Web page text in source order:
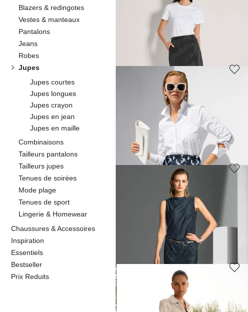
Blazers & redingotes
Vestes & manteaux
Pantalons
Jeans
Robes
Jupes
Jupes courtes
Jupes longues
Jupes crayon
Jupes en jean
Jupes en maille
Combinaisons
Tailleurs pantalons
Tailleurs jupes
Tenues de soirées
Mode plage
Tenues de sport
Lingerie & Homewear
Chaussures & Accessoires
Inspiration
Essentiels
Bestseller
Prix Reduits
Trier Par Promos
MADELEINE
Jupe en maille fine plissée
54,95 € 199,95 €
Meilleur prix sous 30 jours**: 89,95 € (-39%)
139,95 €
Meilleur prix sous 30 jours**: 89,95 €
MADELEINE
Jupe